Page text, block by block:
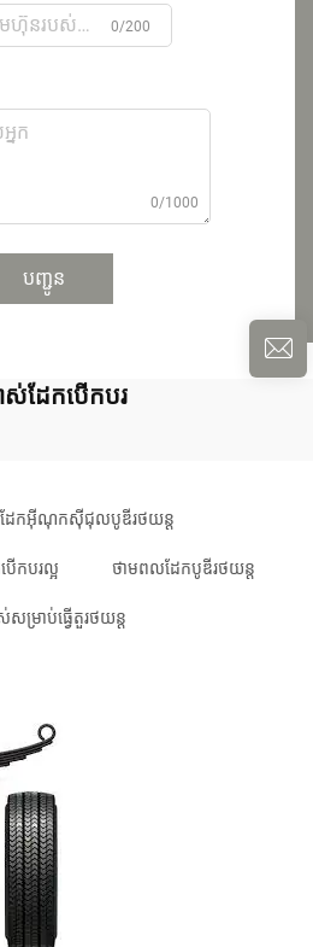
0/200
0/1000
បញ្ជូន
ស់ដែកបើកបរ
ដែកអ៊ីណុកស៊ីជុលបូឌីរថយន្ត
ើកបរល្អ ថាមពលដែកបូឌីរថយន្ត
ម្រាប់​ធ្វើ​តួ​រថយន្ត